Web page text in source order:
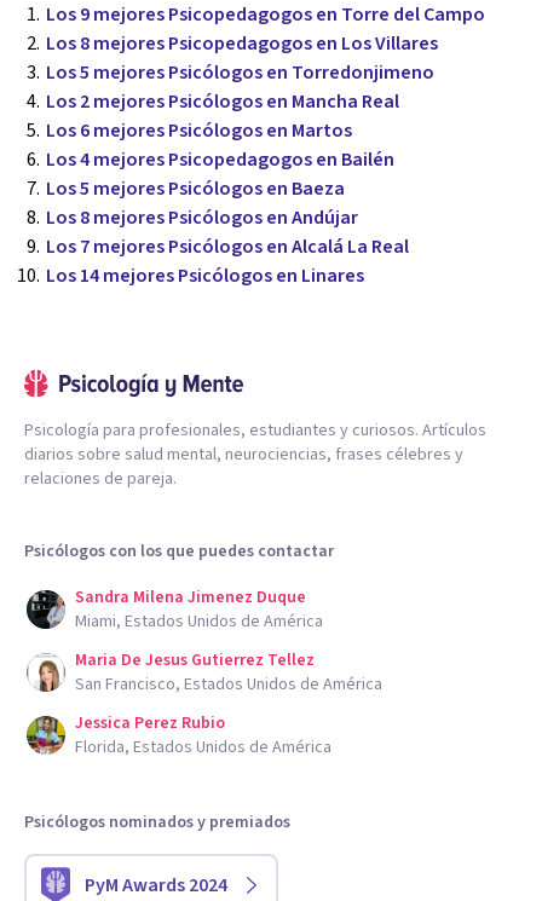
Los 9 mejores Psicopedagogos en Torre del Campo
Los 8 mejores Psicopedagogos en Los Villares
Los 5 mejores Psicólogos en Torredonjimeno
Los 2 mejores Psicólogos en Mancha Real
Los 6 mejores Psicólogos en Martos
Los 4 mejores Psicopedagogos en Bailén
Los 5 mejores Psicólogos en Baeza
Los 8 mejores Psicólogos en Andújar
Los 7 mejores Psicólogos en Alcalá La Real
Los 14 mejores Psicólogos en Linares
Psicología para profesionales, estudiantes y curiosos. Artículos
diarios sobre salud mental, neurociencias, frases célebres y
relaciones de pareja.
Psicólogos con los que puedes contactar
Sandra Milena Jimenez Duque
Miami, Estados Unidos de América
Maria De Jesus Gutierrez Tellez
San Francisco, Estados Unidos de América
Jessica Perez Rubio
Florida, Estados Unidos de América
Psicólogos nominados y premiados
PyM Awards 2024